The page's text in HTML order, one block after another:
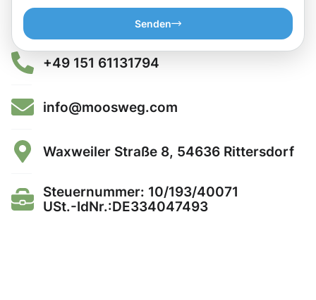
Senden
+49 151 61131794
info@moosweg.com
Waxweiler Straße 8, 54636 Rittersdorf
Steuernummer: 10/193/40071
USt.-IdNr.:DE334047493